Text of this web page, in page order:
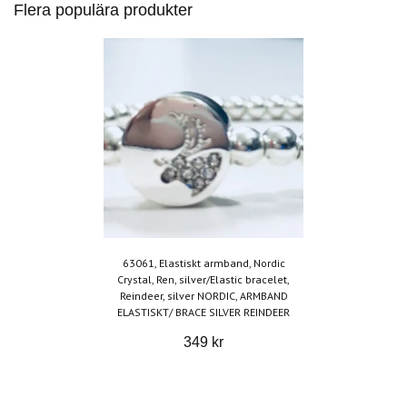
Flera populära produkter
63061, Elastiskt armband, Nordic
Crystal, Ren, silver/Elastic bracelet,
Reindeer, silver NORDIC, ARMBAND
ELASTISKT/ BRACE SILVER REINDEER
349 kr